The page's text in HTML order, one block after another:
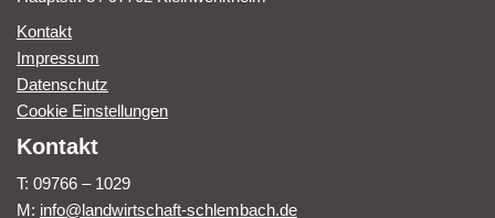
Kontakt
Impressum
Datenschutz
Cookie Einstellungen
Kontakt
T: 09766 – 1029
M: info@landwirtschaft-schlembach.de